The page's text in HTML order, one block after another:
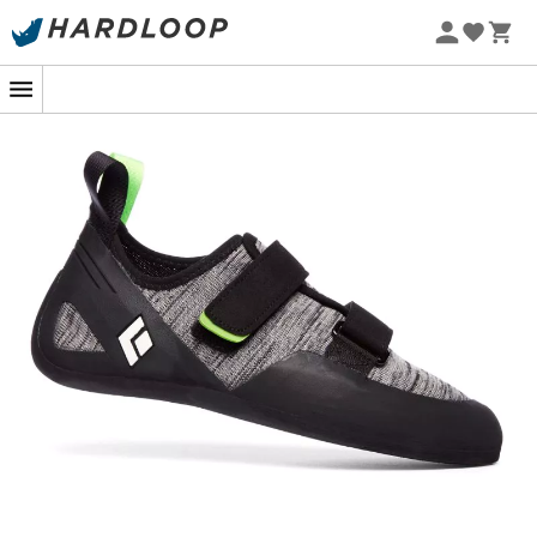
Zomeraanbiedingen 🔥 -5% EXTRA vanaf 2 producten* met